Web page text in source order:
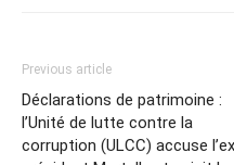
Previous article
Déclarations de patrimoine :
l’Unité de lutte contre la
corruption (ULCC) accuse